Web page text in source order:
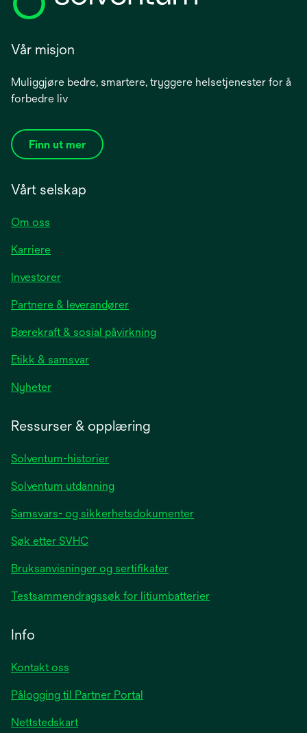
Vår misjon
Muliggjøre bedre, smartere, tryggere helsetjenester for å
forbedre liv
Finn ut mer
Vårt selskap
Om oss
Karriere
Investoreropens
a
new
Partnere & leverandører
Bærekraft & sosial påvirkning
Etikk & samsvar
Nyheteropens
Ressurser & opplæring
Solventum-historier
Solventum utdanning
Samsvars- og sikkerhetsdokumenter
Søk etter SVHC
Bruksanvisninger og sertifikater
Testsammendragssøk for litiumbatterier
Info
Kontakt oss
Pålogging til Partner Portal
Nettstedskart